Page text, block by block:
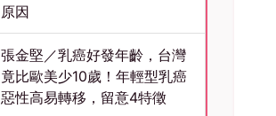
原因
張金堅／乳癌好發年齡，台灣
竟比歐美少10歲！年輕型乳癌
惡性高易轉移，留意4特徵